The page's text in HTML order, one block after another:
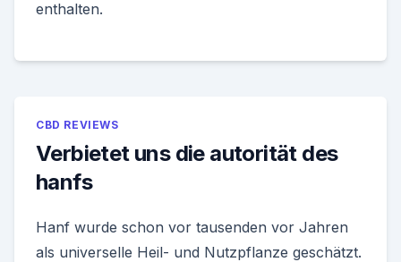
enthalten.
CBD REVIEWS
Verbietet uns die autorität des
hanfs
Hanf wurde schon vor tausenden vor Jahren
als universelle Heil- und Nutzpflanze geschätzt.